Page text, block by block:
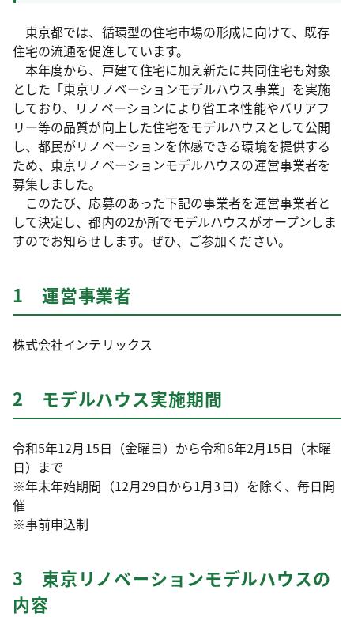
東京都では、循環型の住宅市場の形成に向けて、既存
住宅の流通を促進しています。
本年度から、戸建て住宅に加え新たに共同住宅も対象
とした「東京リノベーションモデルハウス事業」を実施
しており、リノベーションにより省エネ性能やバリアフ
リー等の品質が向上した住宅をモデルハウスとして公開
し、都民がリノベーションを体感できる環境を提供する
ため、東京リノベーションモデルハウスの運営事業者を
募集しました。
このたび、応募のあった下記の事業者を運営事業者と
して決定し、都内の2か所でモデルハウスがオープンしま
すのでお知らせします。ぜひ、ご参加ください。
1 運営事業者
株式会社インテリックス
2 モデルハウス実施期間
令和5年12月15日（金曜日）から令和6年2月15日（木曜
日）まで
※年末年始期間（12月29日から1月3日）を除く、毎日開
催
※事前申込制
3 東京リノベーションモデルハウスの
内容